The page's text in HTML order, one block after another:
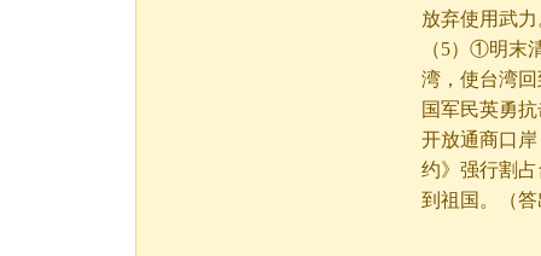
放弃使用武
（5）①明末
湾，使台湾
国军民英勇
开放通商口
约》强行割
到祖国。（